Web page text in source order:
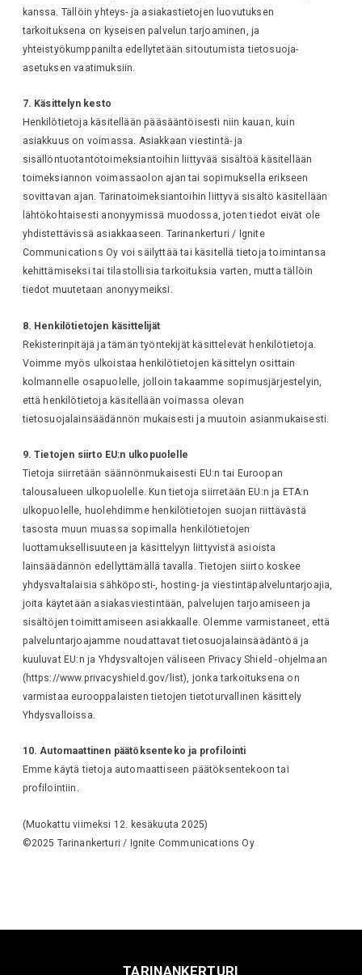
kanssa. Tällöin yhteys- ja asiakastietojen luovutuksen
tarkoituksena on kyseisen palvelun tarjoaminen, ja
yhteistyökumppanilta edellytetään sitoutumista tietosuoja-
asetuksen vaatimuksiin.
7. Käsittelyn kesto
Henkilötietoja käsitellään pääsääntöisesti niin kauan, kuin
asiakkuus on voimassa. Asiakkaan viestintä- ja
sisällöntuotantotoimeksiantoihin liittyvää sisältöä käsitellään
toimeksiannon voimassaolon ajan tai sopimuksella erikseen
sovittavan ajan. Tarinatoimeksiantoihin liittyvä sisältö käsitellään
lähtökohtaisesti anonyymissä muodossa, joten tiedot eivät ole
yhdistettävissä asiakkaaseen. Tarinankerturi / Ignite
Communications Oy voi säilyttää tai käsitellä tietoja toimintansa
kehittämiseksi tai tilastollisia tarkoituksia varten, mutta tällöin
tiedot muutetaan anonyymeiksi.
8. Henkilötietojen käsittelijät
Rekisterinpitäjä ja tämän työntekijät käsittelevät henkilötietoja.
Voimme myös ulkoistaa henkilötietojen käsittelyn osittain
kolmannelle osapuolelle, jolloin takaamme sopimusjärjestelyin,
että henkilötietoja käsitellään voimassa olevan
tietosuojalainsäädännön mukaisesti ja muutoin asianmukaisesti.
9. Tietojen siirto EU:n ulkopuolelle
Tietoja siirretään säännönmukaisesti EU:n tai Euroopan
talousalueen ulkopuolelle. Kun tietoja siirretään EU:n ja ETA:n
ulkopuolelle, huolehdimme henkilötietojen suojan riittävästä
tasosta muun muassa sopimalla henkilötietojen
luottamuksellisuuteen ja käsittelyyn liittyvistä asioista
lainsäädännön edellyttämällä tavalla. Tietojen siirto koskee
yhdysvaltalaisia sähköposti-, hosting- ja viestintäpalveluntarjoajia,
joita käytetään asiakasviestintään, palvelujen tarjoamiseen ja
sisältöjen toimittamiseen asiakkaalle. Olemme varmistaneet, että
palveluntarjoajamme noudattavat tietosuojalainsäädäntöä ja
kuuluvat EU:n ja Yhdysvaltojen väliseen Privacy Shield -ohjelmaan
(https://www.privacyshield.gov/list), jonka tarkoituksena on
varmistaa eurooppalaisten tietojen tietoturvallinen käsittely
Yhdysvalloissa.
10. Automaattinen päätöksenteko ja profilointi
Emme käytä tietoja automaattiseen päätöksentekoon tai
profilointiin.
(Muokattu viimeksi 12. kesäkuuta 2025)
©2025 Tarinankerturi / Ignite Communications Oy
TARINANKERTURI